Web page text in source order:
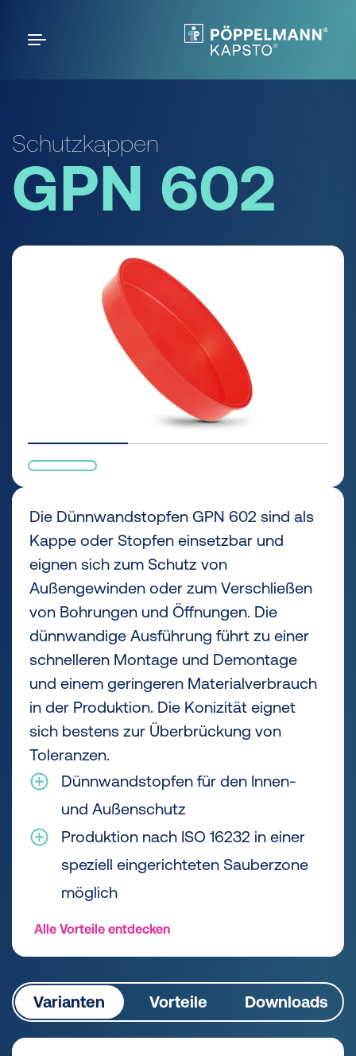
Schutzkappen
GPN 602
Die Dünnwandstopfen GPN 602 sind als
Kappe oder Stopfen einsetzbar und
eignen sich zum Schutz von
Außengewinden oder zum Verschließen
von Bohrungen und Öffnungen. Die
dünnwandige Ausführung führt zu einer
schnelleren Montage und Demontage
und einem geringeren Materialverbrauch
in der Produktion. Die Konizität eignet
sich bestens zur Überbrückung von
Toleranzen.
Dünnwandstopfen für den Innen-
und Außenschutz
Produktion nach ISO 16232 in einer
speziell eingerichteten Sauberzone
möglich
Alle Vorteile entdecken
Varianten Vorteile Downloads